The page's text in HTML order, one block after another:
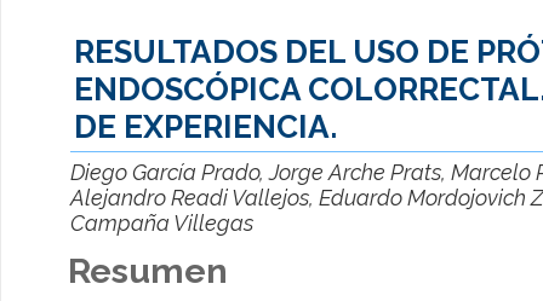
RESULTADOS DEL USO DE
ENDOSCÓPICA
DE EXPERIENCIA.
Diego García Prado, Jorge Arche Prats, Marcelo
Alejandro Readi Vallejos, Eduardo Mordojovich
Campaña Villegas
Resumen